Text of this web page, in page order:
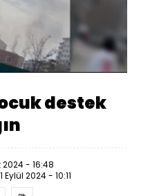
Oynatma
Hızı
destek
- 16:48
Eylül 2024 - 10:11